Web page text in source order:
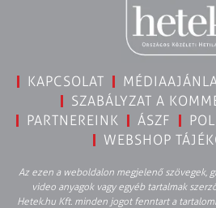
KAPCSOLAT
SZABÁLYZAT A
PARTNEREINK
ÁSZF
WEBSHOP
Az ezen a weboldalon megjelenő szövegek,
video anyagok vagy egyéb tartalmak
Hetek.hu Kft. minden jogot fenntart a